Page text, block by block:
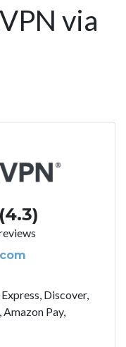
via
(4.3)
Discover,
Pay,